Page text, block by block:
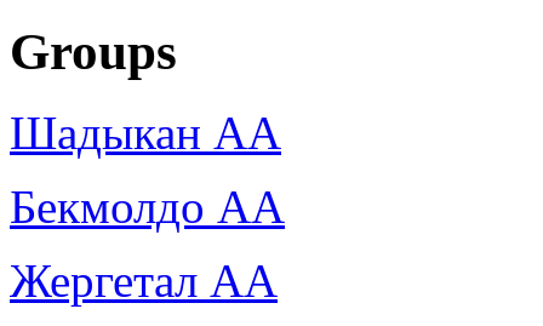
Groups
Шадыкан АА
Бекмолдо АА
Жергетал АА